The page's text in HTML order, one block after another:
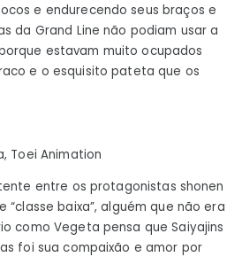
e endurecendo seus braços e
da Grand Line não podiam usar a
estavam muito ocupados
e o esquisito pateta que os
Toei Animation
entre os protagonistas shonen
“classe baixa”, alguém que não era
como Vegeta pensa que Saiyajins
foi sua compaixão e amor por